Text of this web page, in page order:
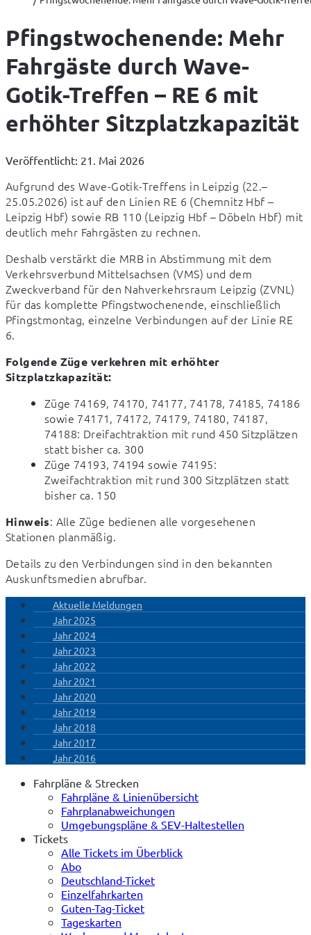
Pfingstwochenende: Mehr
Fahrgäste durch Wave-
Gotik-Treffen – RE 6 mit
erhöhter Sitzplatzkapazität
Veröffentlicht: 21. Mai 2026
Aufgrund des Wave-Gotik-Treffens in Leipzig (22.–
25.05.2026) ist auf den Linien RE 6 (Chemnitz Hbf –
Leipzig Hbf) sowie RB 110 (Leipzig Hbf – Döbeln Hbf) mit
deutlich mehr Fahrgästen zu rechnen.
Deshalb verstärkt die MRB in Abstimmung mit dem
Verkehrsverbund Mittelsachsen (VMS) und dem
Zweckverband für den Nahverkehrsraum Leipzig (ZVNL)
für das komplette Pfingstwochenende, einschließlich
Pfingstmontag, einzelne Verbindungen auf der Linie RE
6.
Folgende Züge verkehren mit erhöhter
Sitzplatzkapazität:
Züge 74169, 74170, 74177, 74178, 74185, 74186
sowie 74171, 74172, 74179, 74180, 74187,
74188: Dreifachtraktion mit rund 450 Sitzplätzen
statt bisher ca. 300
Züge 74193, 74194 sowie 74195:
Zweifachtraktion mit rund 300 Sitzplätzen statt
bisher ca. 150
Hinweis: Alle Züge bedienen alle vorgesehenen
Stationen planmäßig.
Details zu den Verbindungen sind in den bekannten
Auskunftsmedien abrufbar.
Aktuelle Meldungen
Jahr 2025
Jahr 2024
Jahr 2023
Jahr 2022
Jahr 2021
Jahr 2020
Jahr 2019
Jahr 2018
Jahr 2017
Jahr 2016
Fahrpläne & Strecken
Fahrpläne & Linienübersicht
Fahrplanabweichungen
Umgebungspläne & SEV-Haltestellen
Tickets
Alle Tickets im Überblick
Abo
Deutschland-Ticket
Einzelfahrkarten
Guten-Tag-Ticket
Tageskarten